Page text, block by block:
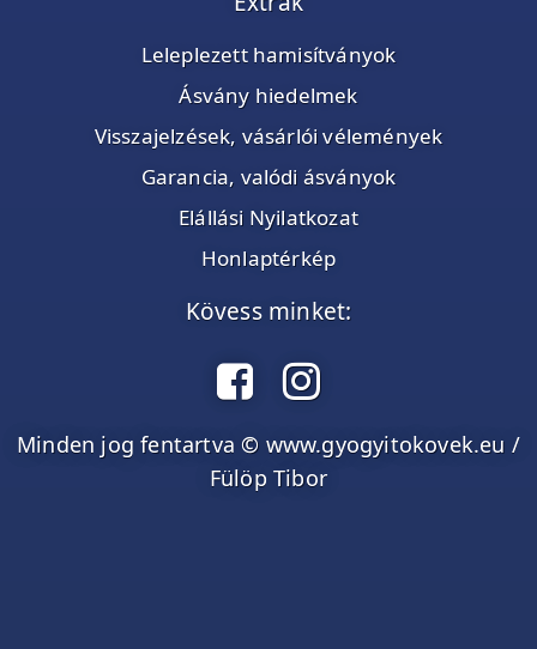
Leleplezett hamisítványok
Ásvány hiedelmek
Visszajelzések, vásárlói vélemények
Garancia, valódi ásványok
Elállási Nyilatkozat
Honlaptérkép
Kövess minket:
Minden jog fentartva © www.gyogyitokovek.eu /
Fülöp Tibor